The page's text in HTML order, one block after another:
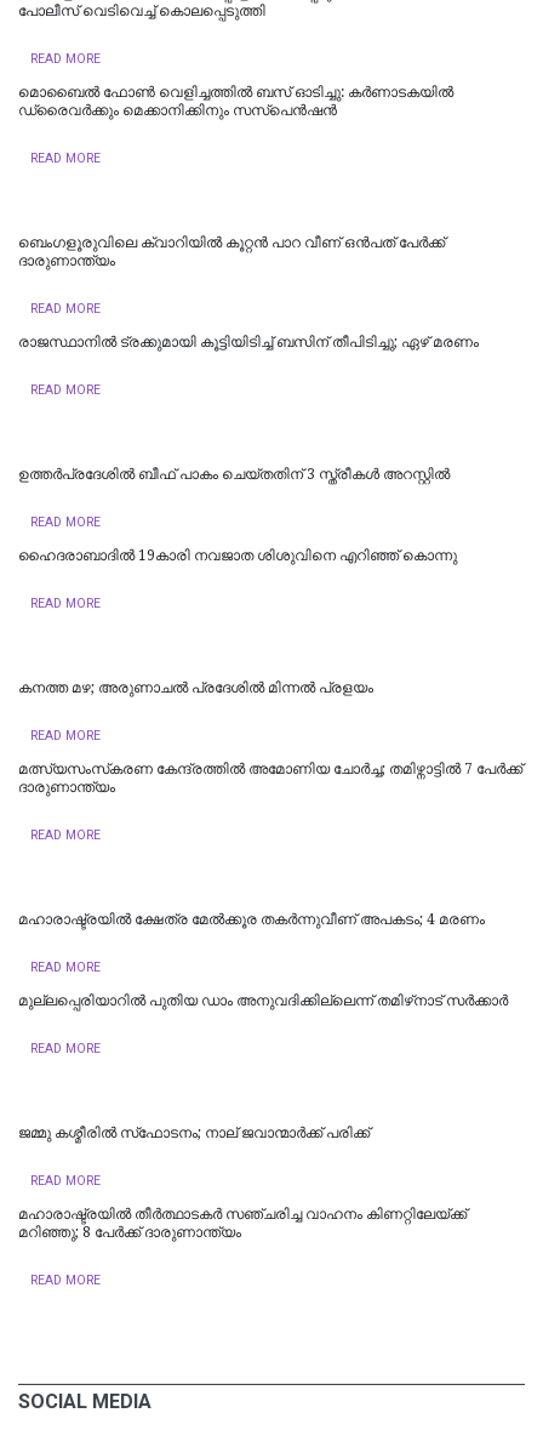
പോലീസ് വെടിവെച്ച് കൊലപ്പെടുത്തി
READ MORE
മൊബൈൽ ഫോൺ വെളിച്ചത്തിൽ ബസ് ഓടിച്ചു: കർണാടകയിൽ
ഡ്രൈവർക്കും മെക്കാനിക്കിനും സസ്പെൻഷൻ
READ MORE
ബെംഗളൂരുവിലെ ക്വാറിയിൽ കൂറ്റൻ പാറ വീണ് ഒൻപത് പേർക്ക്
ദാരുണാന്ത്യം
READ MORE
രാജസ്ഥാനില്‍ ട്രക്കുമായി കൂട്ടിയിടിച്ച് ബസിന് തീപിടിച്ചു; ഏഴ് മരണം
READ MORE
ഉത്തര്‍പ്രദേശില്‍ ബീഫ് പാകം ചെയ്തതിന് 3 സ്ത്രീകള്‍ അറസ്റ്റില്‍
READ MORE
ഹൈദരാബാദില്‍ 19കാരി നവജാത ശിശുവിനെ എറിഞ്ഞ് കൊന്നു
READ MORE
കനത്ത മഴ; അരുണാചൽ പ്രദേശിൽ മിന്നൽ പ്രളയം
READ MORE
മത്സ്യസംസ്‌കരണ കേന്ദ്രത്തിൽ അമോണിയ ചോർച്ച; തമിഴ്നാട്ടിൽ 7 പേർക്ക്
ദാരുണാന്ത്യം ‌‌
READ MORE
മഹാരാഷ്ട്രയിൽ ക്ഷേത്ര മേൽക്കൂര തകർന്നുവീണ് അപകടം; 4 മരണം
READ MORE
മുല്ലപ്പെരിയാറിൽ പുതിയ ഡാം അനുവദിക്കില്ലെന്ന് തമിഴ്‌നാട് സർക്കാർ
READ MORE
ജമ്മു കശ്മീരില്‍ സ്‌ഫോടനം; നാല് ജവാന്മാര്‍ക്ക് പരിക്ക്
READ MORE
മഹാരാഷ്ട്രയില്‍ തീര്‍ത്ഥാടകര്‍ സഞ്ചരിച്ച വാഹനം കിണറ്റിലേയ്ക്ക്
മറിഞ്ഞു; 8 പേര്‍ക്ക് ദാരുണാന്ത്യം
READ MORE
SOCIAL MEDIA